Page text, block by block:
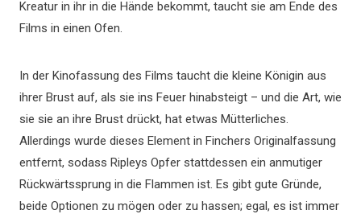
Kreatur in ihr in die Hände bekommt, taucht sie am Ende des
Films in einen Ofen.
In der Kinofassung des Films taucht die kleine Königin aus
ihrer Brust auf, als sie ins Feuer hinabsteigt – und die Art, wie
sie sie an ihre Brust drückt, hat etwas Mütterliches.
Allerdings wurde dieses Element in Finchers Originalfassung
entfernt, sodass Ripleys Opfer stattdessen ein anmutiger
Rückwärtssprung in die Flammen ist. Es gibt gute Gründe,
beide Optionen zu mögen oder zu hassen; egal, es ist immer